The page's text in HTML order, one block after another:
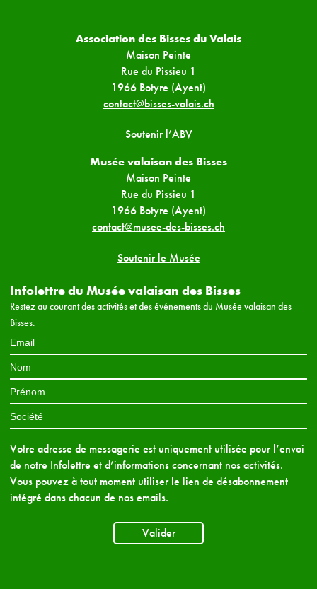
Association des Bisses du Valais
Maison Peinte
Rue du Pissieu 1
1966 Botyre (Ayent)
contact@bisses-valais.ch
Soutenir l’ABV
Musée valaisan des Bisses
Maison Peinte
Rue du Pissieu 1
1966 Botyre (Ayent)
contact@musee-des-bisses.ch
Soutenir le Musée
Infolettre du Musée valaisan des Bisses
Restez au courant des activités et des événements du Musée valaisan des
Bisses.
Votre adresse de messagerie est uniquement utilisée pour l’envoi
de notre Infolettre et d’informations concernant nos activités.
Vous pouvez à tout moment utiliser le lien de désabonnement
intégré dans chacun de nos emails.